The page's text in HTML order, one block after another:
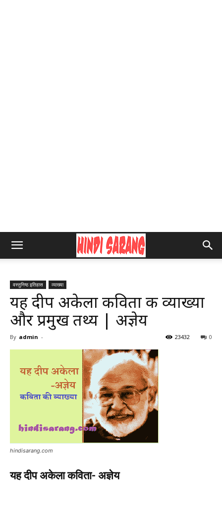
वस्तुनिष्ठ इतिहास व्याख्या
यह दीप अकेला कविता की व्याख्या
और प्रमुख तथ्य | अज्ञेय
By admin - 0
23432
hindisarang.com
यह दीप अकेला कविता- अज्ञेय